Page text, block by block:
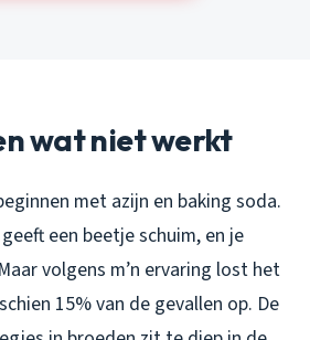
wat niet werkt
met azijn en baking soda.
een beetje schuim, en je
volgens m’n ervaring lost het
15% van de gevallen op. De